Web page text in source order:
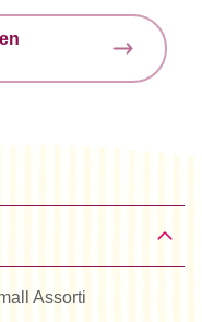
Assorti